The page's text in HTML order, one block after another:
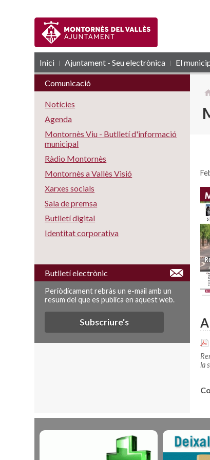
Inici Ajuntament - Seu electrònica El
RSS
la
Comunicació
Notícies
Agenda
Montornès Viu - Butlletí d'informació
municipal
Ràdio Montornès
Montornès a Vallès Visió
Xarxes socials
Sala de premsa
Butlletí digital
Identitat corporativa
Butlletí electrònic
Periòdicament rebràs un e-mail amb un
resum del que es publica en aquest web.
Subscriure's